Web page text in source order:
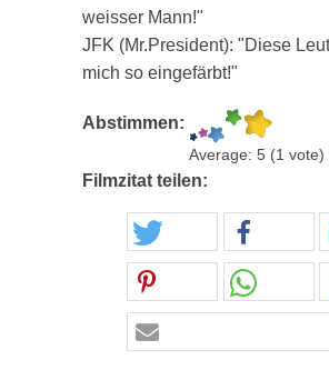
weisser Mann!"
JFK (Mr.President): "Diese
mich so eingefärbt!"
Abstimmen:
Average: 5 (1 vote)
Filmzitat teilen: